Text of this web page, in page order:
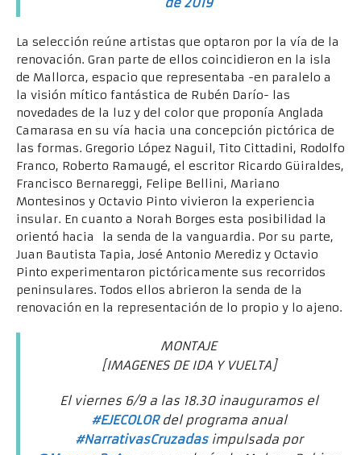
La selección reúne artistas que optaron por la vía de la
renovación. Gran parte de ellos coincidieron en la isla
de Mallorca, espacio que representaba -en paralelo a
la visión mítico fantástica de Rubén Darío- las
novedades de la luz y del color que proponía Anglada
Camarasa en su vía hacia una concepción pictórica de
las formas. Gregorio López Naguil, Tito Cittadini, Rodolfo
Franco, Roberto Ramaugé, el escritor Ricardo Güiraldes,
Francisco Bernareggi, Felipe Bellini, Mariano
Montesinos y Octavio Pinto vivieron la experiencia
insular. En cuanto a Norah Borges esta posibilidad la
orientó hacia la senda de la vanguardia. Por su parte,
Juan Bautista Tapia, José Antonio Merediz y Octavio
Pinto experimentaron pictóricamente sus recorridos
peninsulares. Todos ellos abrieron la senda de la
renovación en la representación de lo propio y lo ajeno.
MONTAJE
[IMAGENES DE IDA Y VUELTA]
El viernes 6/9 a las 18.30 inauguramos el
#EJECOLORdel programa anual
#NarrativasCruzadasimpulsada por